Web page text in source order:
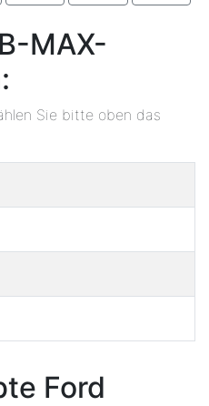
MAX-
Sie bitte oben das
Ford